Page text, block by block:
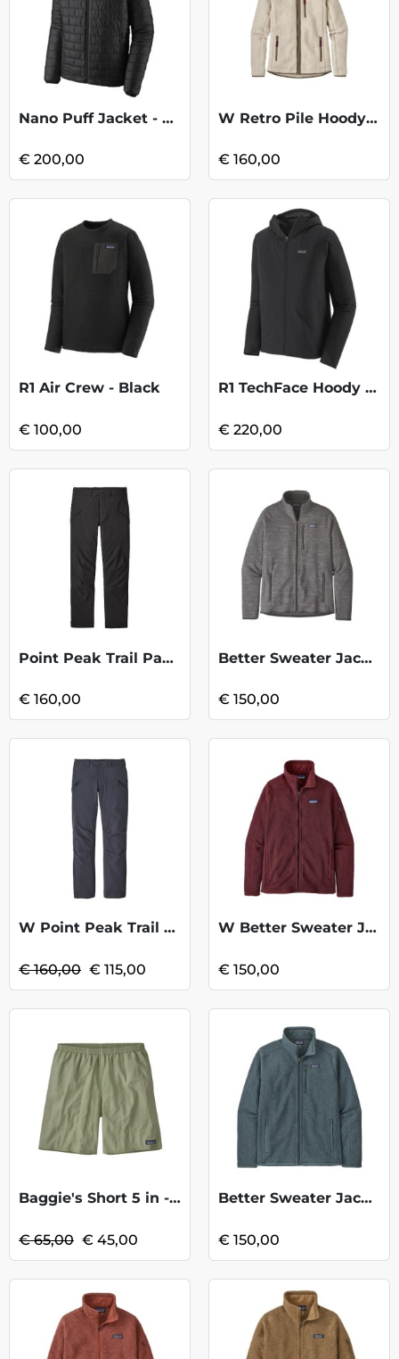
Nano Puff Jacket - Black
€ 200,00
W Retro Pile Hoody - Pelican
€ 160,00
R1 Air Crew - Black
€ 100,00
R1 TechFace Hoody - Black
€ 220,00
Point Peak Trail Pant Reg - Black
€ 160,00
Better Sweater Jacket - Nickel
€ 150,00
W Point Peak Trail Pant-SmodlerBlue KOOP
€ 160,00 € 115,00
W Better Sweater Jacket - Sequoia Red
€ 150,00
Baggie's Short 5 in - SalviaGreen KOOPJE
€ 65,00 € 45,00
Better Sweater Jacket - Nouveau Green
€ 150,00